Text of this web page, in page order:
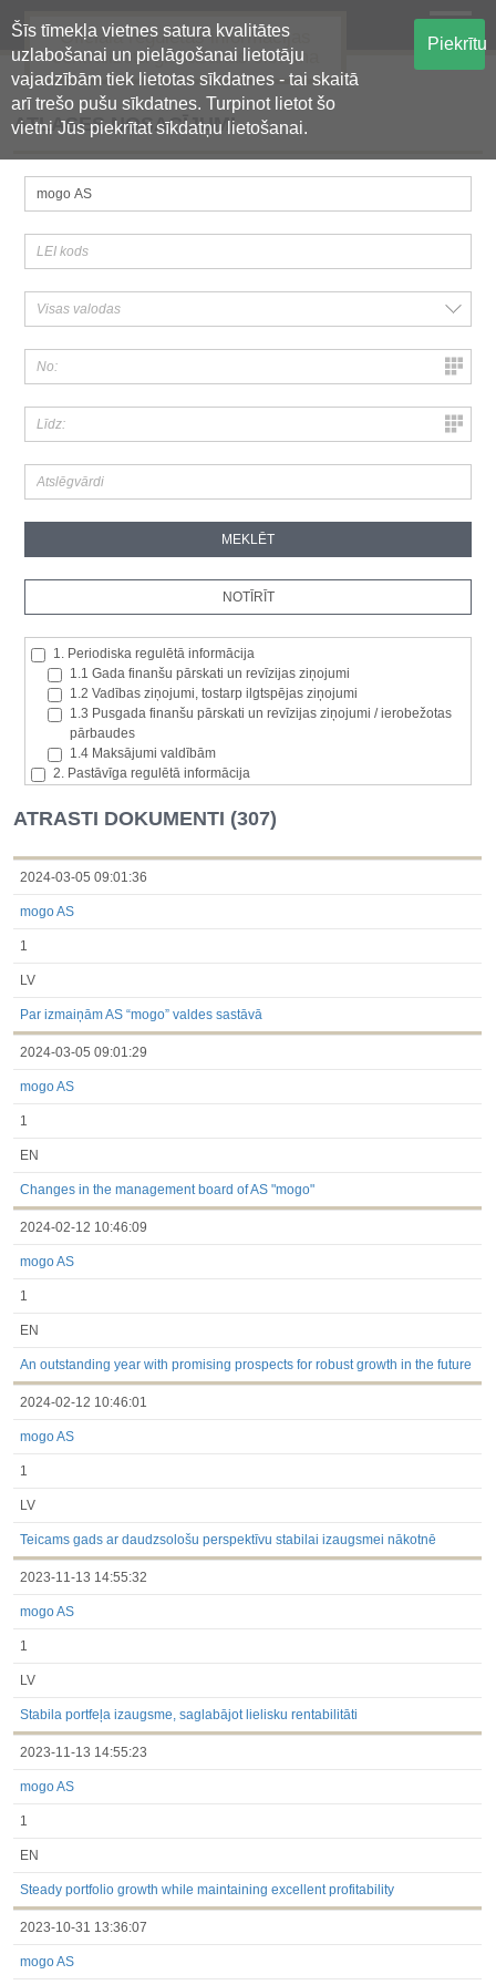
Šīs tīmekļa vietnes satura kvalitātes
uzlabošanai un pielāgošanai lietotāju
vajadzībām tiek lietotas sīkdatnes - tai skaitā
arī trešo pušu sīkdatnes. Turpinot lietot šo
vietni Jūs piekrītat sīkdatņu lietošanai.
Piekrītu
Oficiālā regulētās informācijas
centralizētā glabāšanas sistēma
ATLASES NOSACĪJUMI
1. Periodiska regulētā informācija
1.1 Gada finanšu pārskati un revīzijas ziņojumi
1.2 Vadības ziņojumi, tostarp ilgtspējas ziņojumi
1.3 Pusgada finanšu pārskati un revīzijas ziņojumi / ierobežotas
pārbaudes
1.4 Maksājumi valdībām
2. Pastāvīga regulētā informācija
2.2. Iekšējā informācija
2.3. Paziņojumi par būtisku akciju paketi
2.4. Emitenta paša akciju iegāde vai atsavināšana
2.5. Balsstiesību kopējais skaits un kapitāls
kategorijām
dalībvalsts tiesību aktiem
Līdz 2017.03.01
Finanšu pārskati
Informācija par akcionāru sapulcēm
ATRASTI DOKUMENTI (307)
2024-03-05 09:01:36
mogo AS
1
LV
Par izmaiņām AS “mogo” valdes sastāvā
2024-03-05 09:01:29
mogo AS
1
EN
Changes in the management board of AS "mogo"
2024-02-12 10:46:09
mogo AS
1
EN
An outstanding year with promising prospects for robust growth in the future
2024-02-12 10:46:01
mogo AS
1
LV
Teicams gads ar daudzsološu perspektīvu stabilai izaugsmei nākotnē
2023-11-13 14:55:32
mogo AS
1
LV
Stabila portfeļa izaugsme, saglabājot lielisku rentabilitāti
2023-11-13 14:55:23
mogo AS
1
EN
Steady portfolio growth while maintaining excellent profitability
2023-10-31 13:36:07
mogo AS